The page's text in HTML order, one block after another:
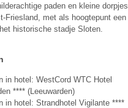
paden en kleine dorpjes
Friesland, met als hoogtepunt een
historische stadje Sloten.
in hotel: WestCord WTC Hotel
**** (Leeuwarden)
in hotel: Strandhotel Vigilante ****